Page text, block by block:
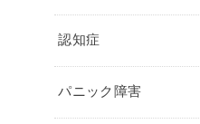
認知症
パニック障害